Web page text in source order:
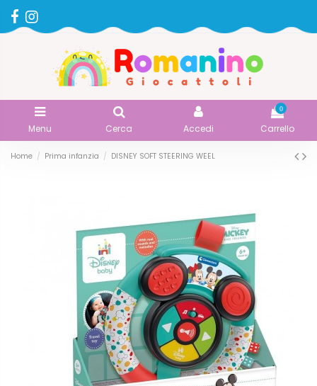
Menu Cerca Accedi
0
Carrello
Home Prima infanzia DISNEY SOFT STEERING WEEL